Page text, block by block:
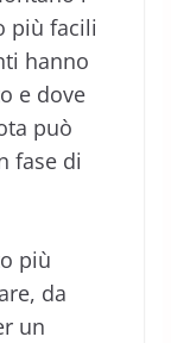
più facili
hanno
e dove
può
fase di
più
da
un